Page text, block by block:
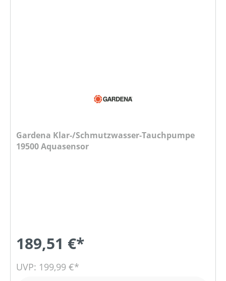
Gardena Klar-/Schmutzwasser-Tauchpumpe
19500 Aquasensor
189,51 €*
UVP: 199,99 €*